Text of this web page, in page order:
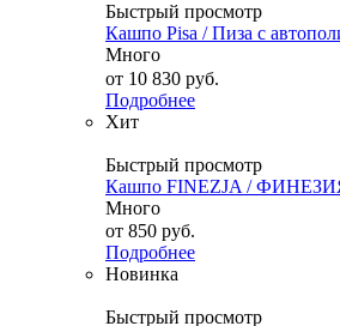
Быстрый просмотр
Кашпо Pisa / Пиза с
Много
от 10 830 руб.
Подробнее
Хит
Быстрый просмотр
Кашпо FINEZJA /
Много
от 850 руб.
Подробнее
Новинка
Быстрый просмотр